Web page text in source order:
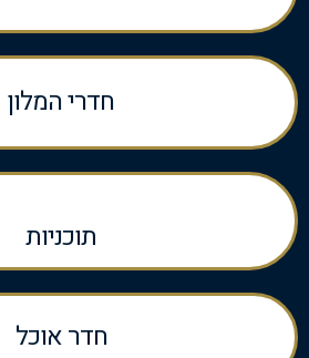
חדרי המלון
תוכניות
חדר אוכל